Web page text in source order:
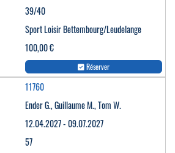
39/40
Sport Loisir Bettembourg/Leudelange
100,00 €
Réserver
11760
Ender G., Guillaume M., Tom W.
12.04.2027 - 09.07.2027
57